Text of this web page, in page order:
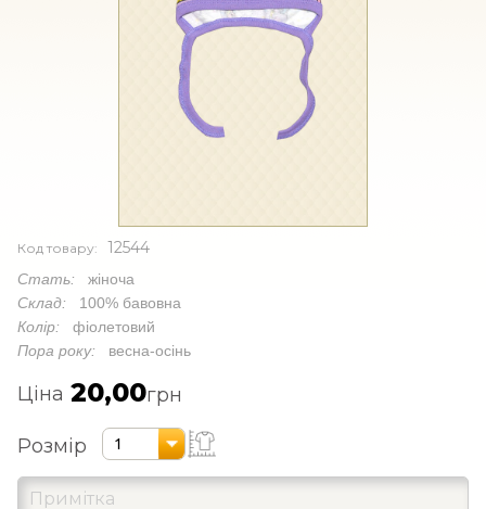
Код товару: 12544
Стать: жіноча
Склад: 100% бавовна
Колір: фіолетовий
Пора року: весна-осінь
Ціна 20,00грн
Розмір 1